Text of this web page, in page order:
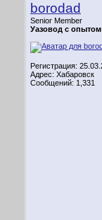
borodad
Senior Member
Уазовод с
Регистрация:
Адрес: Хабаровск
Сообщений: 1,331